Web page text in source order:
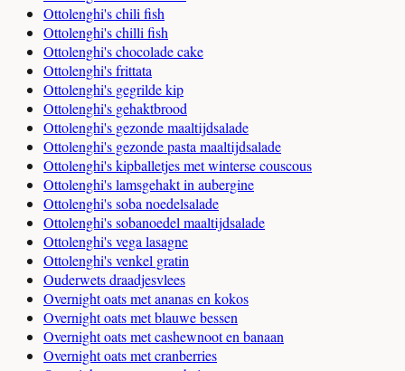
Ottolenghi's chili fish
Ottolenghi's chilli fish
Ottolenghi's chocolade cake
Ottolenghi's frittata
Ottolenghi's gegrilde kip
Ottolenghi's gehaktbrood
Ottolenghi's gezonde maaltijdsalade
Ottolenghi's gezonde pasta maaltijdsalade
Ottolenghi's kipballetjes met winterse couscous
Ottolenghi's lamsgehakt in aubergine
Ottolenghi's soba noedelsalade
Ottolenghi's sobanoedel maaltijdsalade
Ottolenghi's vega lasagne
Ottolenghi's venkel gratin
Ouderwets draadjesvlees
Overnight oats met ananas en kokos
Overnight oats met blauwe bessen
Overnight oats met cashewnoot en banaan
Overnight oats met cranberries